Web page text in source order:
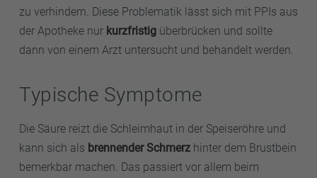
zu verhindern. Diese Problematik lässt sich mit PPIs aus
der Apotheke nur kurzfristig überbrücken und sollte
dann von einem Arzt untersucht und behandelt werden.
Typische Symptome
Die Säure reizt die Schleimhaut in der Speiseröhre und
kann sich als brennender Schmerz hinter dem Brustbein
bemerkbar machen. Das passiert vor allem beim